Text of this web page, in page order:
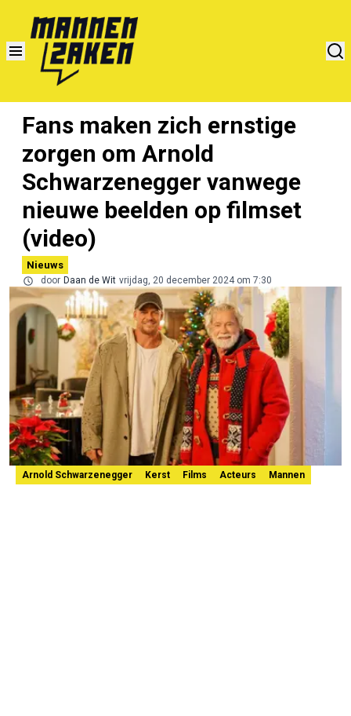
Fans maken zich ernstige
zorgen om Arnold
Schwarzenegger vanwege
nieuwe beelden op filmset
(video)
Nieuws
door Daan de Wit vrijdag, 20 december 2024 om 7:30
Arnold Schwarzenegger Kerst Films Acteurs Mannen